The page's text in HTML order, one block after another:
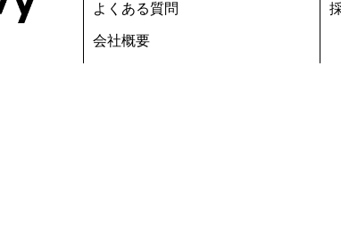
よくある質問
会社概要